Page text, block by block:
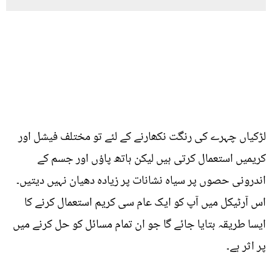
لڑکیاں چہرے کی رنگت نکھارنے کے لئے تو مختلف فیشل اور
کریمیں استعمال کرتی ہیں لیکن ہاتھ پاؤں اور جسم کے
اندرونی حصوں پر سیاہ نشانات پر زیادہ دھیان نہیں دیتیں۔
اس آرٹیکل میں آپ کو ایک عام سی کریم استعمال کرنے کا
ایسا طریقہ بتایا جائے گا جو ان تمام مسائل کو حل کرنے میں
پر اثر ہے۔